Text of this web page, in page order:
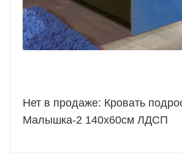
Нет в продаже: Кровать
Малышка-2 140х60см ЛДСП